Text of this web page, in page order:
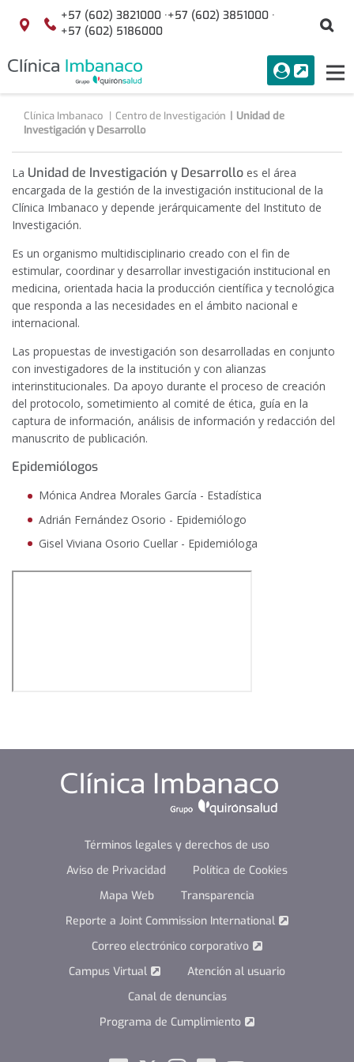
Saltar al contenido
Localización
+57 (602) 3821000 ·+57 (602) 3851000 ·
+57 (602) 5186000
menuAcceso
Buscar
Clínica Imbanaco Centro de Investigación
Unidad de
Investigación y Desarrollo
La Unidad de Investigación y Desarrollo es el área
encargada de la gestión de la investigación institucional de la
Clínica Imbanaco y depende jerárquicamente del Instituto de
Investigación.
Es un organismo multidisciplinario creado con el fin de
estimular, coordinar y desarrollar investigación institucional en
medicina, orientada hacia la producción científica y tecnológica
que responda a las necesidades en el ámbito nacional e
internacional.
Las propuestas de investigación son desarrolladas en conjunto
con investigadores de la institución y con alianzas
interinstitucionales. Da apoyo durante el proceso de creación
del protocolo, sometimiento al comité de ética, guía en la
captura de información, análisis de información y redacción del
manuscrito de publicación.
Epidemiólogos
Mónica Andrea Morales García - Estadística
Adrián Fernández Osorio - Epidemiólogo
Gisel Viviana Osorio Cuellar - Epidemióloga
Términos legales y derechos de uso
Aviso de Privacidad
Política de Cookies
Mapa Web
Transparencia
Reporte a Joint Commission International
Correo electrónico corporativo
Campus Virtual
Atención al usuario
Canal de denuncias
Programa de Cumplimiento